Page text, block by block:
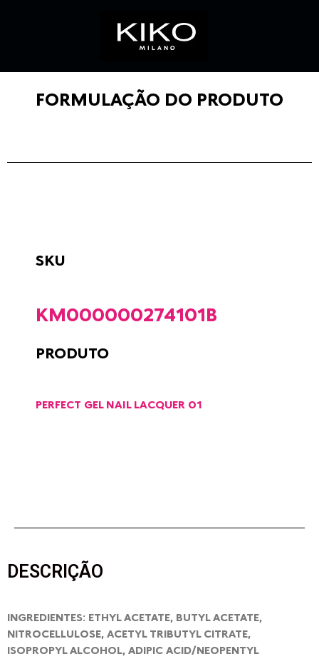
FORMULAÇÃO DO PRODUTO
SKU
KM000000274101B
PRODUTO
PERFECT GEL NAIL LACQUER 01
DESCRIÇÃO
INGREDIENTES: ETHYL ACETATE, BUTYL ACETATE,
NITROCELLULOSE, ACETYL TRIBUTYL CITRATE,
ISOPROPYL ALCOHOL, ADIPIC ACID/NEOPENTYL